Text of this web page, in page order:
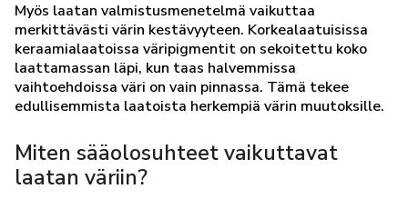
Myös laatan valmistusmenetelmä vaikuttaa
merkittävästi värin kestävyyteen. Korkealaatuisissa
keraamialaatoissa väripigmentit on sekoitettu koko
laattamassan läpi, kun taas halvemmissa
vaihtoehdoissa väri on vain pinnassa. Tämä tekee
edullisemmista laatoista herkempiä värin muutoksille.
Miten sääolosuhteet vaikuttavat
laatan väriin?